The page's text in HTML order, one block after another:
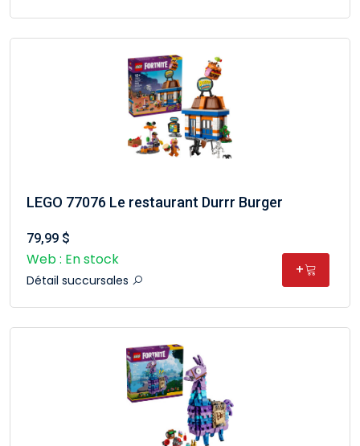
LEGO 77076 Le restaurant Durrr Burger
79,99 $
Web : En stock
Détail succursales
+